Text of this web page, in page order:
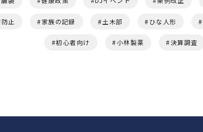
止 家族の記録 土木部 ひな人形
初心者向け 小林製薬 決算調査